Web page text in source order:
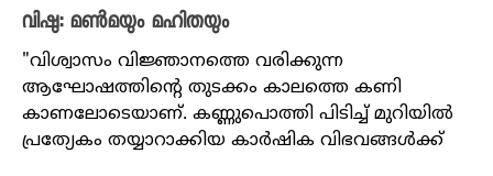
വിഷു: മൺമയും മഹിതയും
"വിശ്വാസം വിജ്ഞാനത്തെ വരിക്കുന്ന
ആഘോഷത്തിൻ്റെ തുടക്കം കാലത്തെ കണി
കാണലോടെയാണ്. കണ്ണുപൊത്തി പിടിച്ച് മുറിയിൽ
പ്രത്യേകം തയ്യാറാക്കിയ കാർഷിക വിഭവങ്ങൾക്ക്